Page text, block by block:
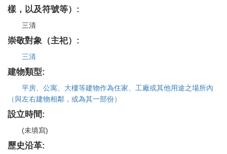
樣，以及符號等）:
三清
崇敬對象（主祀）:
三清
建物類型:
平房、公寓、大樓等建物作為住家、工廠或其他用途之場所內
（與左右建物相鄰，或為其一部份）
設立時間:
(未填寫)
歷史沿革: